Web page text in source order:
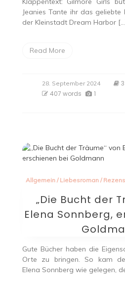
Jeanies Tante ihr das
der Kleinstadt Dream Harbor
Read More
28. September 2024
407 words
1
Allgemein / Liebesroman /
„Die Bucht der
Elena Sonnberg,
Gute Bücher haben die
Orte zu bringen. So kam
Elena Sonnberg wie gelegen,